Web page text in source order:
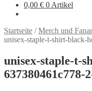
0,00 € 0 Artikel
Startseite /Merch und
unisex-staple-t-shirt-black-
unisex-staple-t-
637380461c778-